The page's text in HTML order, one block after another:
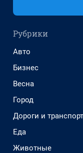
Рубрики
Авто
Бизнес
Весна
Город
Дороги и транспорт
Еда
Животные